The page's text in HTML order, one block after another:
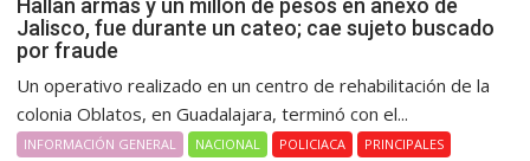
Hallan armas y un millón de pesos en anexo de
Jalisco, fue durante un cateo; cae sujeto buscado
por fraude
Un operativo realizado en un centro de rehabilitación de la
colonia Oblatos, en Guadalajara, terminó con el...
INFORMACIÓN GENERAL NACIONAL POLICIACA PRINCIPALES